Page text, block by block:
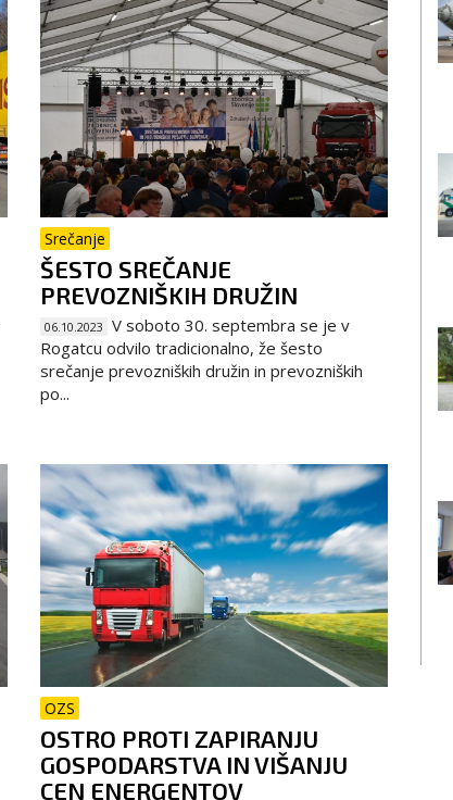
Srečanje
ŠESTO SREČANJE
PREVOZNIŠKIH DRUŽIN
06.10.2023 V soboto 30. septembra se je v
Rogatcu odvilo tradicionalno, že šesto
srečanje prevozniških družin in prevozniških
po...
OZS
OSTRO PROTI ZAPIRANJU
GOSPODARSTVA IN VIŠANJU
CEN ENERGENTOV